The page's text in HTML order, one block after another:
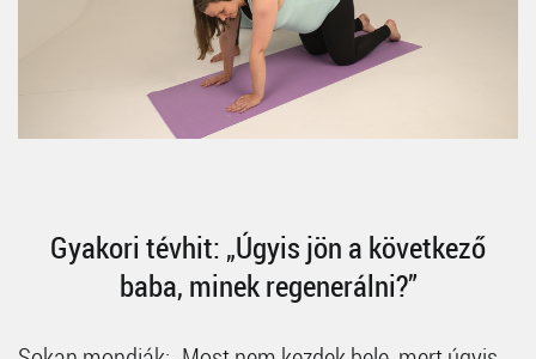
Gyakori tévhit: „Úgyis jön a következő
baba, minek regenerálni?”